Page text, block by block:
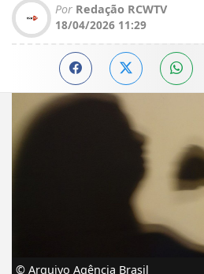
Por Redação RCWTV
18/04/2026 11:29
© Arquivo Agência Brasil